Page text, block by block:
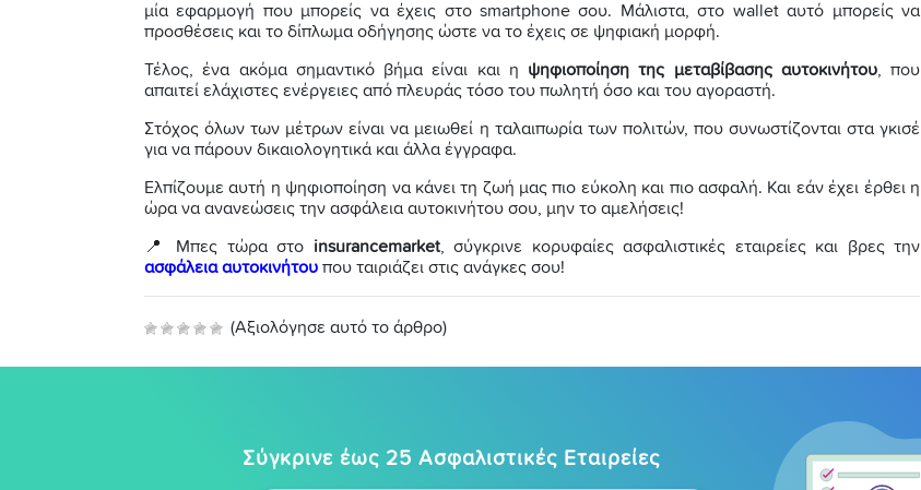
μία εφαρμογή που μπορείς να έχεις στο smartphone σου. Μάλιστα, στο wallet αυτό μπορείς να
προσθέσεις και το δίπλωμα οδήγησης ώστε να το έχεις σε ψηφιακή μορφή.
Τέλος, ένα ακόμα σημαντικό βήμα είναι και η ψηφιοποίηση της μεταβίβασης αυτοκινήτου, που
απαιτεί ελάχιστες ενέργειες από πλευράς τόσο του πωλητή όσο και του αγοραστή.
Στόχος όλων των μέτρων είναι να μειωθεί η ταλαιπωρία των πολιτών, που συνωστίζονται στα γκισέ
για να πάρουν δικαιολογητικά και άλλα έγγραφα.
Ελπίζουμε αυτή η ψηφιοποίηση να κάνει τη ζωή μας πιο εύκολη και πιο ασφαλή. Και εάν έχει έρθει η
ώρα να ανανεώσεις την ασφάλεια αυτοκινήτου σου, μην το αμελήσεις!
📍 Μπες τώρα στο insurancemarket, σύγκρινε κορυφαίες ασφαλιστικές εταιρείες και βρες την
ασφάλεια αυτοκινήτου που ταιριάζει στις ανάγκες σου!
(Αξιολόγησε αυτό το άρθρο)
Σύγκρινε έως 25 Ασφαλιστικές Εταιρείες